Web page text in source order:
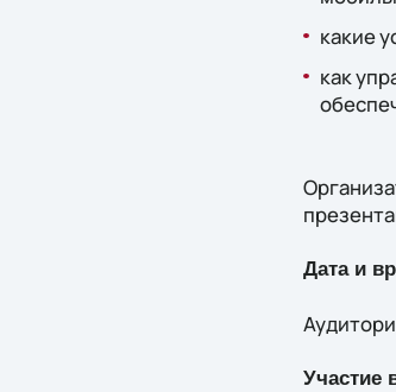
какие
как
Дата и
Участие